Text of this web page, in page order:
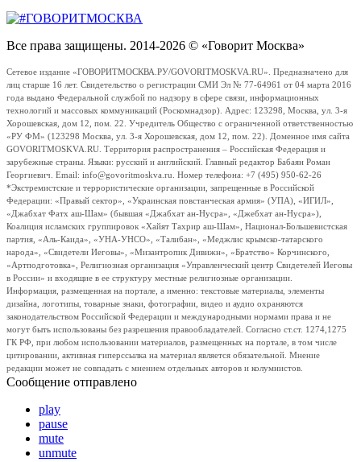
Все права защищены. 2014-2026 © «Говорит Москва»
Сетевое издание «ГОВОРИТМОСКВА.РУ/GOVORITMOSKVA.RU». Предназначено для
лиц старше 16 лет. Свидетельство о регистрации СМИ Эл № 77-64961 от 04 марта 2016
года выдано Федеральной службой по надзору в сфере связи, информационных
технологий и массовых коммуникаций (Роскомнадзор). Адрес: 123298, Москва, ул. 3-я
Хорошевская, дом 12, пом. 22. Учредитель Общество с ограниченной ответственностью
«РУ ФМ» (123298 Москва, ул. 3-я Хорошевская, дом 12, пом. 22). Доменное имя сайта
GOVORITMOSKVA.RU. Территория распространения – Российская Федерация и
зарубежные страны. Языки: русский и английский. Главный редактор Бабаян Роман
Георгиевич. Email: info@govoritmoskva.ru. Номер телефона: +7 (495) 950-62-26
*Экстремистские и террористические организации, запрещенные в Российской
Федерации: «Правый сектор», «Украинская повстанческая армия» (УПА), «ИГИЛ»,
«Джабхат Фатх аш-Шам» (бывшая «Джабхат ан-Нусра», «Джебхат ан-Нусра»),
Коалиция исламских группировок «Хайят Тахрир аш-Шам», Национал-Большевистская
партия, «Аль-Каида», «УНА-УНСО», «Талибан», «Меджлис крымско-татарского
народа», «Свидетели Иеговы», «Мизантропик Дивижн», «Братство» Корчинского,
«Артподготовка», Религиозная организация «Управленческий центр Свидетелей Иеговы
в России» и входящие в ее структуру местные религиозные организации.
Информация, размещенная на портале, а именно: текстовые материалы, элементы
дизайна, логотипы, товарные знаки, фотографии, видео и аудио охраняются
законодательством Российской Федерации и международными нормами права и не
могут быть использованы без разрешения правообладателей. Согласно ст.ст. 1274,1275
ГК РФ, при любом использовании материалов, размещенных на портале, в том числе
цитировании, активная гиперссылка на материал является обязательной. Мнение
редакции может не совпадать с мнением отдельных авторов и колумнистов.
Сообщение отправлено
play
pause
mute
unmute